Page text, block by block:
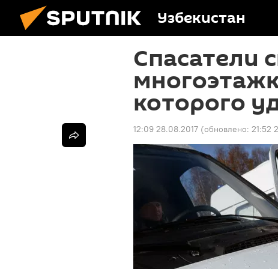
Узбекистан
Спасатели
которого
12:09 28.08.2017 (обновлено: 21:52